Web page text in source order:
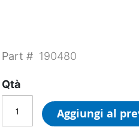
Part # 190480
Qtà
Aggiungi al